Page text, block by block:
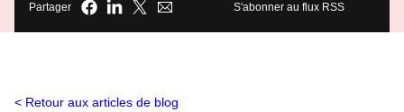
Partager S'abonner au flux RSS
Retour aux articles de blog